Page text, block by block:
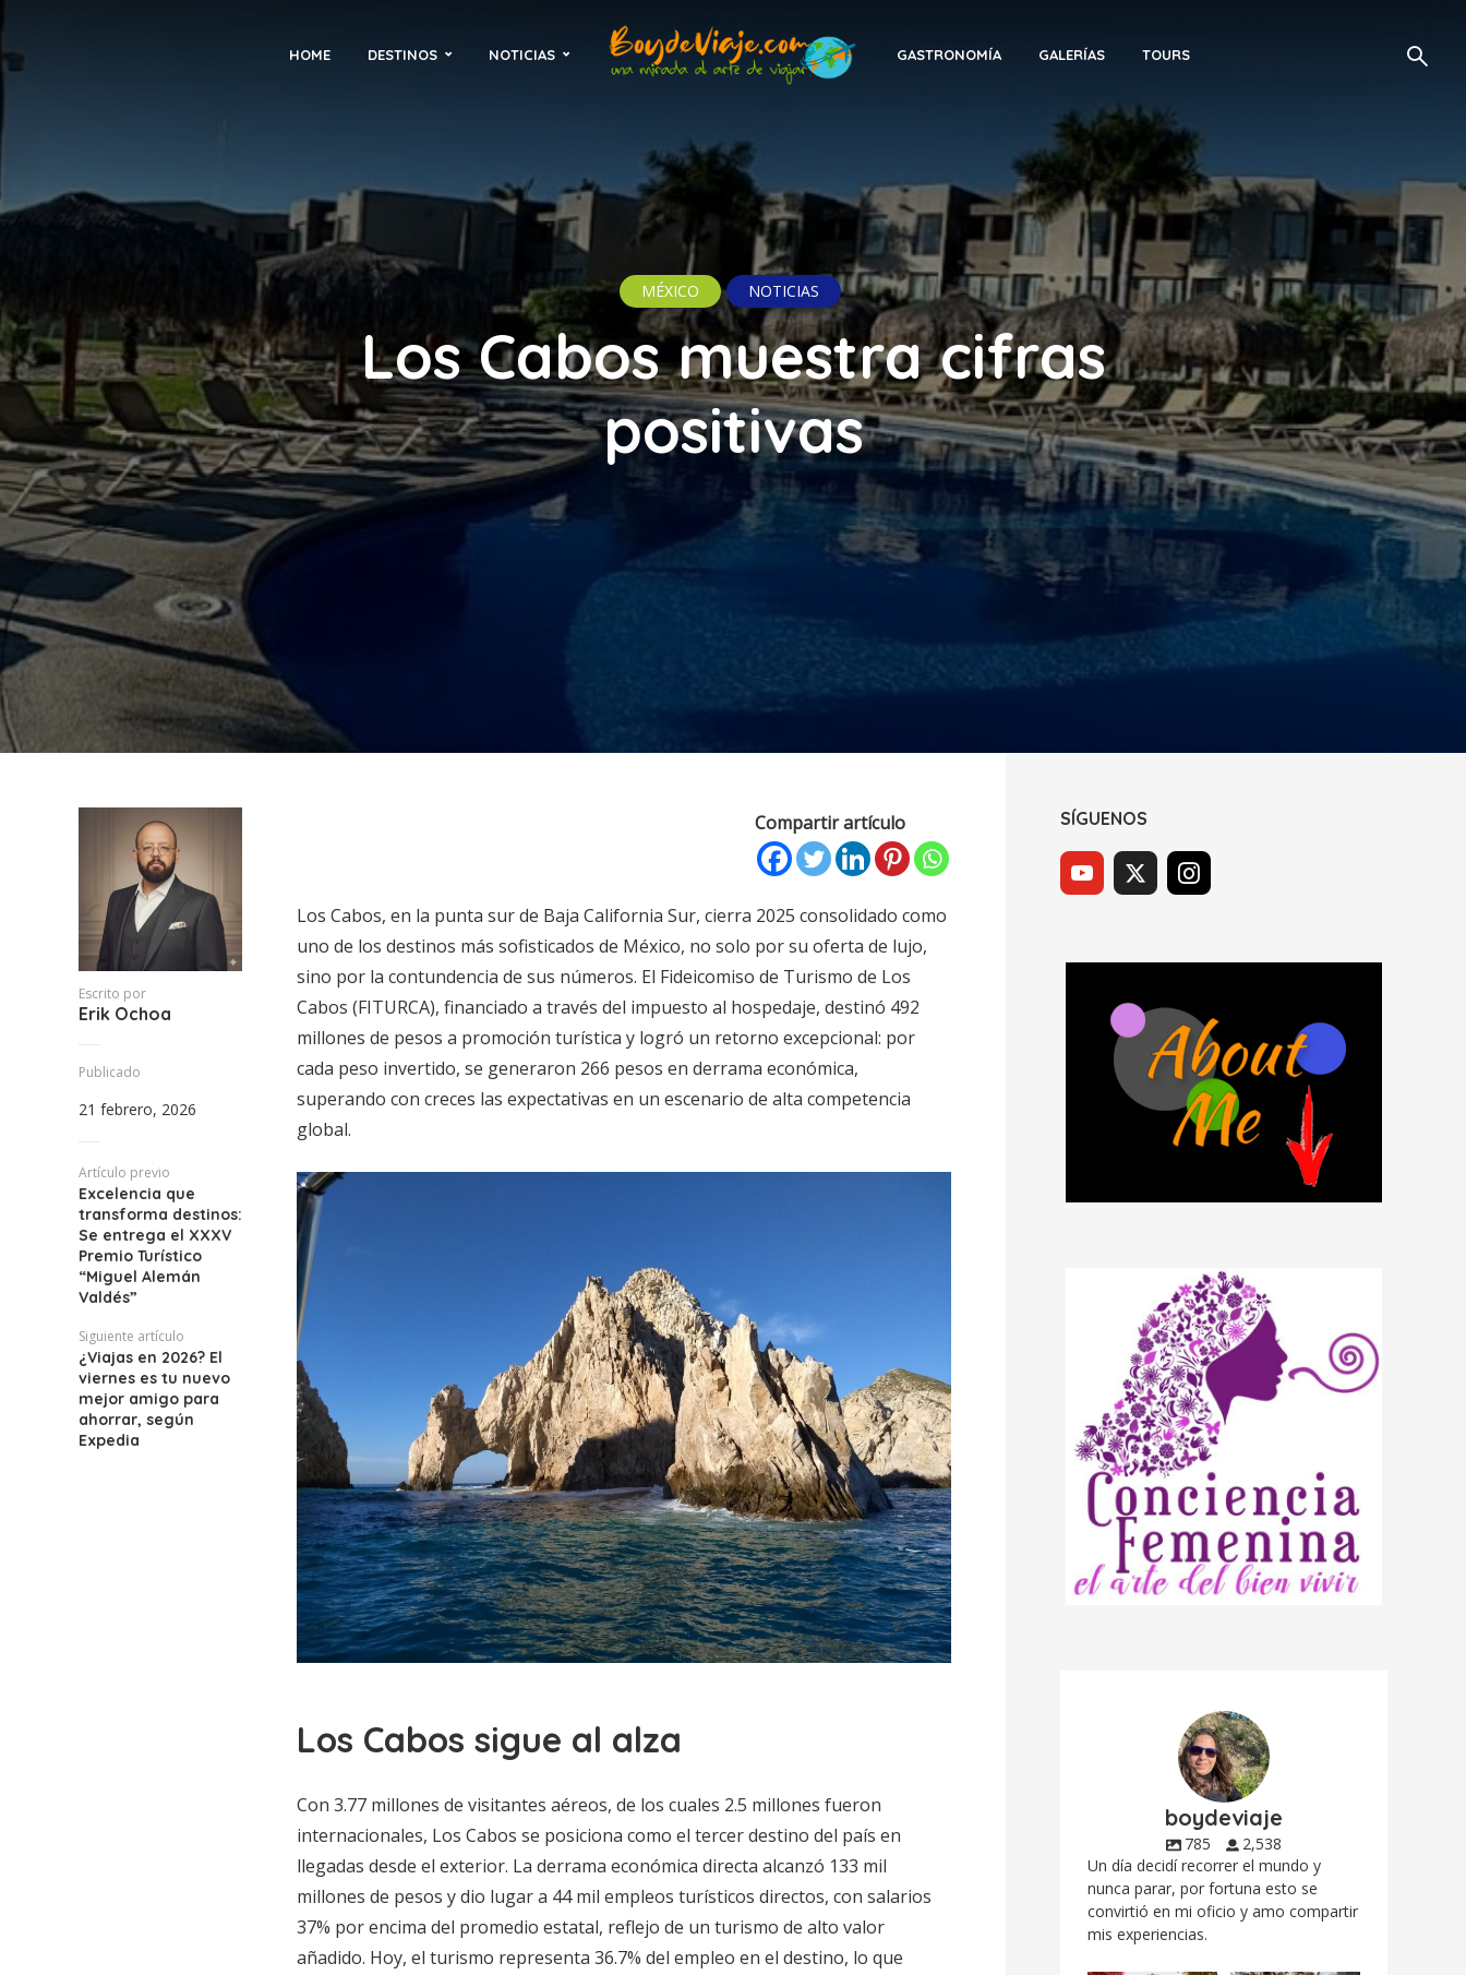
HOME DESTINOS NOTICIAS GASTRONOMÍA GALERÍAS TOURS
MÉXICO NOTICIAS
Los Cabos muestra cifras
positivas
Escrito por
Erik Ochoa
Publicado
21 febrero, 2026
Artículo previo
Excelencia que
transforma destinos:
Se entrega el XXXV
Premio Turístico
“Miguel Alemán
Valdés”
Siguiente artículo
¿Viajas en 2026? El
viernes es tu nuevo
mejor amigo para
ahorrar, según
Expedia
Compartir artículo
Los Cabos, en la punta sur de Baja California Sur, cierra 2025 consolidado como
uno de los destinos más sofisticados de México, no solo por su oferta de lujo,
sino por la contundencia de sus números. El Fideicomiso de Turismo de Los
Cabos (FITURCA), financiado a través del impuesto al hospedaje, destinó 492
millones de pesos a promoción turística y logró un retorno excepcional: por
cada peso invertido, se generaron 266 pesos en derrama económica,
superando con creces las expectativas en un escenario de alta competencia
global.​
Los Cabos sigue al alza
Con 3.77 millones de visitantes aéreos, de los cuales 2.5 millones fueron
internacionales, Los Cabos se posiciona como el tercer destino del país en
llegadas desde el exterior. La derrama económica directa alcanzó 133 mil
millones de pesos y dio lugar a 44 mil empleos turísticos directos, con salarios
37% por encima del promedio estatal, reflejo de un turismo de alto valor
añadido. Hoy, el turismo representa 36.7% del empleo en el destino, lo que
SÍGUENOS
boydeviaje
785
2,538
Un día decidí recorrer el mundo y
nunca parar, por fortuna esto se
convirtió en mi oficio y amo compartir
mis experiencias.